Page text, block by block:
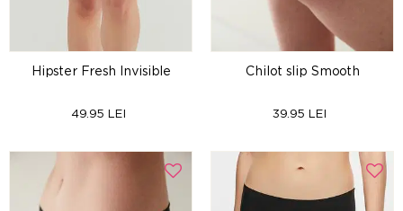
Hipster Fresh Invisible
49.95 LEI
Chilot slip Smooth
39.95 LEI